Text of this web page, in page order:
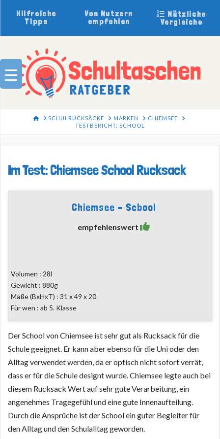
Hilfreiche
Tipps
Von Nutzern
empfohlen
Nützliche
Vergleiche
HOMESCHULRUCKSÄCKE MARKEN
CHIEMSEE
TESTBERICHT: SCHOOL
Im Test: Chiemsee School Rucksack
Chiemsee - Scbool
empfehlenswert
Volumen : 28l
Gewicht : 880g
Maße (BxHxT) : 31 x 49 x 20
Für wen : ab 5. Klasse
Der School von Chiemsee ist sehr gut als Rucksack für die
Schule geeignet. Er kann aber ebenso für die Uni oder den
Alltag verwendet werden, da er optisch nicht sofort verrät,
dass er für die Schule designt wurde. Chiemsee legte auch bei
diesem Rucksack Wert auf sehr gute Verarbeitung, ein
angenehmes Tragegefühl und eine gute Innenaufteilung.
Durch die Ansprüche ist der School ein guter Begleiter für
den Alltag und den Schulalltag geworden.